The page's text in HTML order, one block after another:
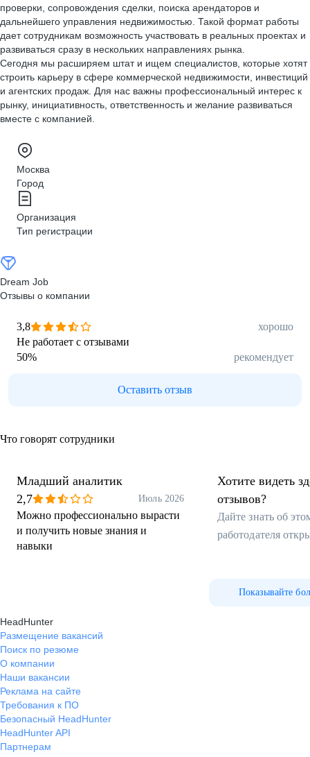
проверки, сопровождения сделки, поиска арендаторов и
дальнейшего управления недвижимостью. Такой формат работы
дает сотрудникам возможность участвовать в реальных проектах и
развиваться сразу в нескольких направлениях рынка.
Сегодня мы расширяем штат и ищем специалистов, которые хотят
строить карьеру в сфере коммерческой недвижимости, инвестиций
и агентских продаж. Для нас важны профессиональный интерес к
рынку, инициативность, ответственность и желание развиваться
вместе с компанией.
Москва
Город
Организация
Тип регистрации
Dream Job
Отзывы о компании
3,8
хорошо
Не работает с отзывами
50% рекомендует
Оставить отзыв
Что говорят сотрудники
Младший аналитик
2,7
Июль 2026
Можно профессионально вырасти
и получить новые знания и
навыки
Хотите видеть
отзывов?
Дайте знать об
работодателя
Показывайте
HeadHunter
Размещение вакансий
Поиск по резюме
О компании
Наши вакансии
Реклама на сайте
Требования к ПО
Безопасный HeadHunter
HeadHunter API
Партнерам